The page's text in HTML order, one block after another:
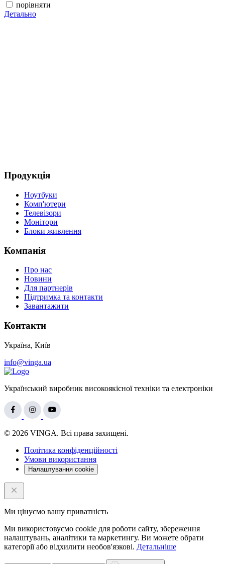
порівняти
Детально
Продукція
Ноутбуки
Комп'ютери
Телевізори
Монітори
Блоки живлення
Компанія
Про нас
Новини
Для партнерів
Підтримка та контакти
Завантажити
Контакти
Україна, Київ
info@vinga.ua
Український виробник високоякісної техніки та електроніки
© 2026 VINGA. Всі права захищені.
Політика конфіденційності
Умови використання
Налаштування cookie
Ми цінуємо вашу приватність
Ми використовуємо cookie для роботи сайту, збереження
налаштувань, аналітики та маркетингу. Ви можете обрати
категорії або відхилити необов'язкові. Детальніше